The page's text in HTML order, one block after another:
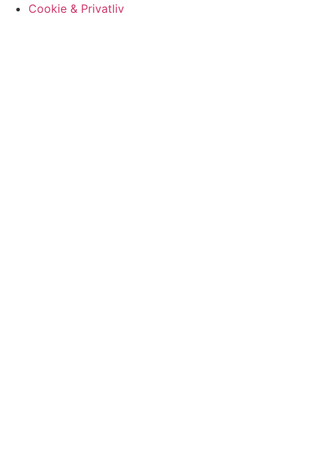
Cookie & Privatliv